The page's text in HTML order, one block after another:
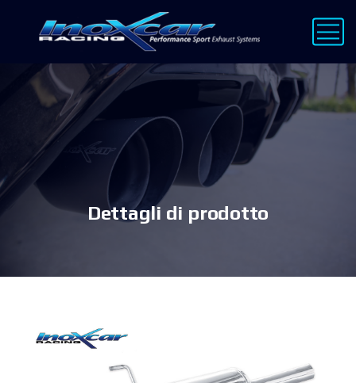
Dettagli di prodotto